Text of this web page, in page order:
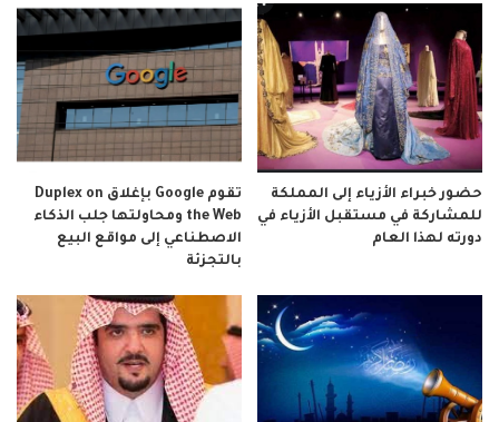
حضور خبراء الأزياء إلى المملكة
للمشاركة في مستقبل الأزياء في
دورته لهذا العام
تقوم Google بإغلاق Duplex on
the Web ومحاولتها جلب الذكاء
الاصطناعي إلى مواقع البيع
بالتجزئة